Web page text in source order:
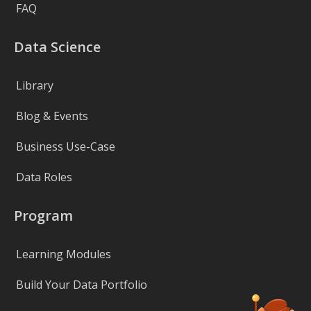
FAQ
Data Science
Library
Blog & Events
Business Use-Case
Data Roles
Program
Learning Modules
Build Your Data Portfolio